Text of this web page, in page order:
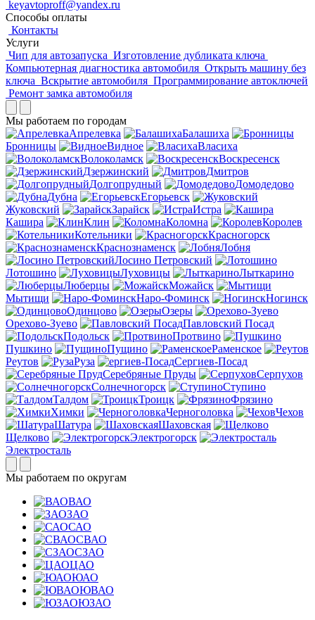
keyavtoproff@yandex.ru
Способы оплаты
Контакты
Услуги
Чип для автозапуска Изготовление дубликата ключа
Компьютерная диагностика автомобиля Открыть машину без
ключа Вскрытие автомобиля Программирование автоключей
Ремонт замка автомобиля
Мы работаем по городам
Апрелевка
Балашиха
Бронницы
Видное
Власиха
Волоколамск
Воскресенск
Дзержинский
Дмитров
Долгопрудный
Домодедово
Дубна
Егорьевск
Жуковский
Зарайск
Истра
Кашира
Клин Коломна
Королев
Котельники
Красногорск
Краснознаменск
Лобня
Лосино Петровский
Лотошино
Луховицы
Лыткарино
Люберцы
Можайск
Мытищи
Наро-Фоминск
Ногинск
Одинцово
Озеры
Орехово-Зуево
Павловский Посад
Подольск
Протвино
Пушкино
Пущино
Раменское
Реутов
Руза
Сергиев-Посад
Серебряные Пруды
Серпухов
Солнечногорск
Ступино
Талдом
Троицк
Фрязино
Химки
Черноголовка
Чехов
Шатура
Шаховская
Щелково
Электрогорск
Электросталь
Мы работаем по округам
ВАО
ЗАО
САО
СВАО
СЗАО
ЦАО
ЮАО
ЮВАО
ЮЗАО